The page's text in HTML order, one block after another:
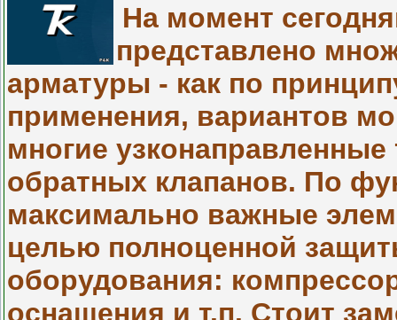
На момент
представлено
арматуры - как по
применения, вариантов
многие
обратных клапанов. По
максимально важные
целью полноценной
оборудования:
оснащения и т.п. Стоит